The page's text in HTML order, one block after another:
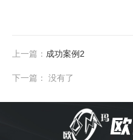
上一篇： 成功案例2
下一篇： 没有了